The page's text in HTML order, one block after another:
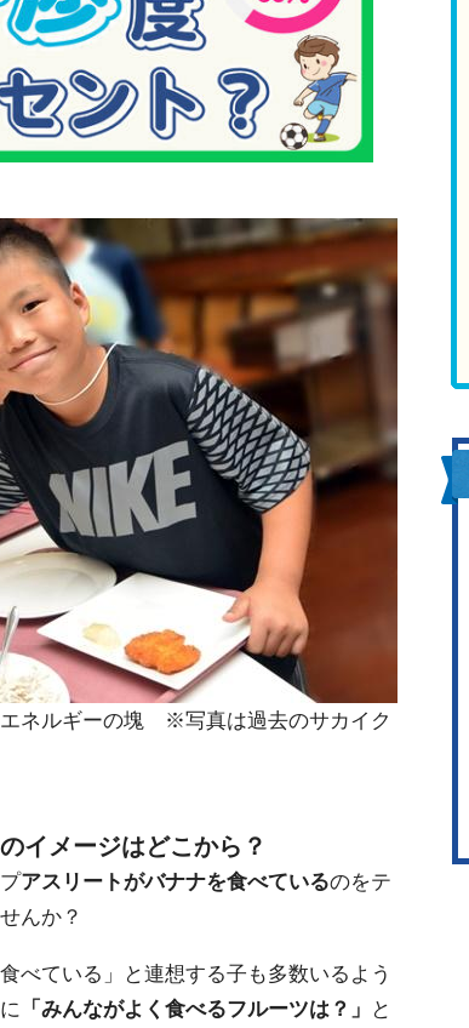
エネルギーの塊 ※写真は過去のサカイク
イメージはどこから？
アスリートがバナナを食べているのをテ
んか？
べている」と連想する子も多数いるよう
「みんながよく食べるフルーツは？」 と